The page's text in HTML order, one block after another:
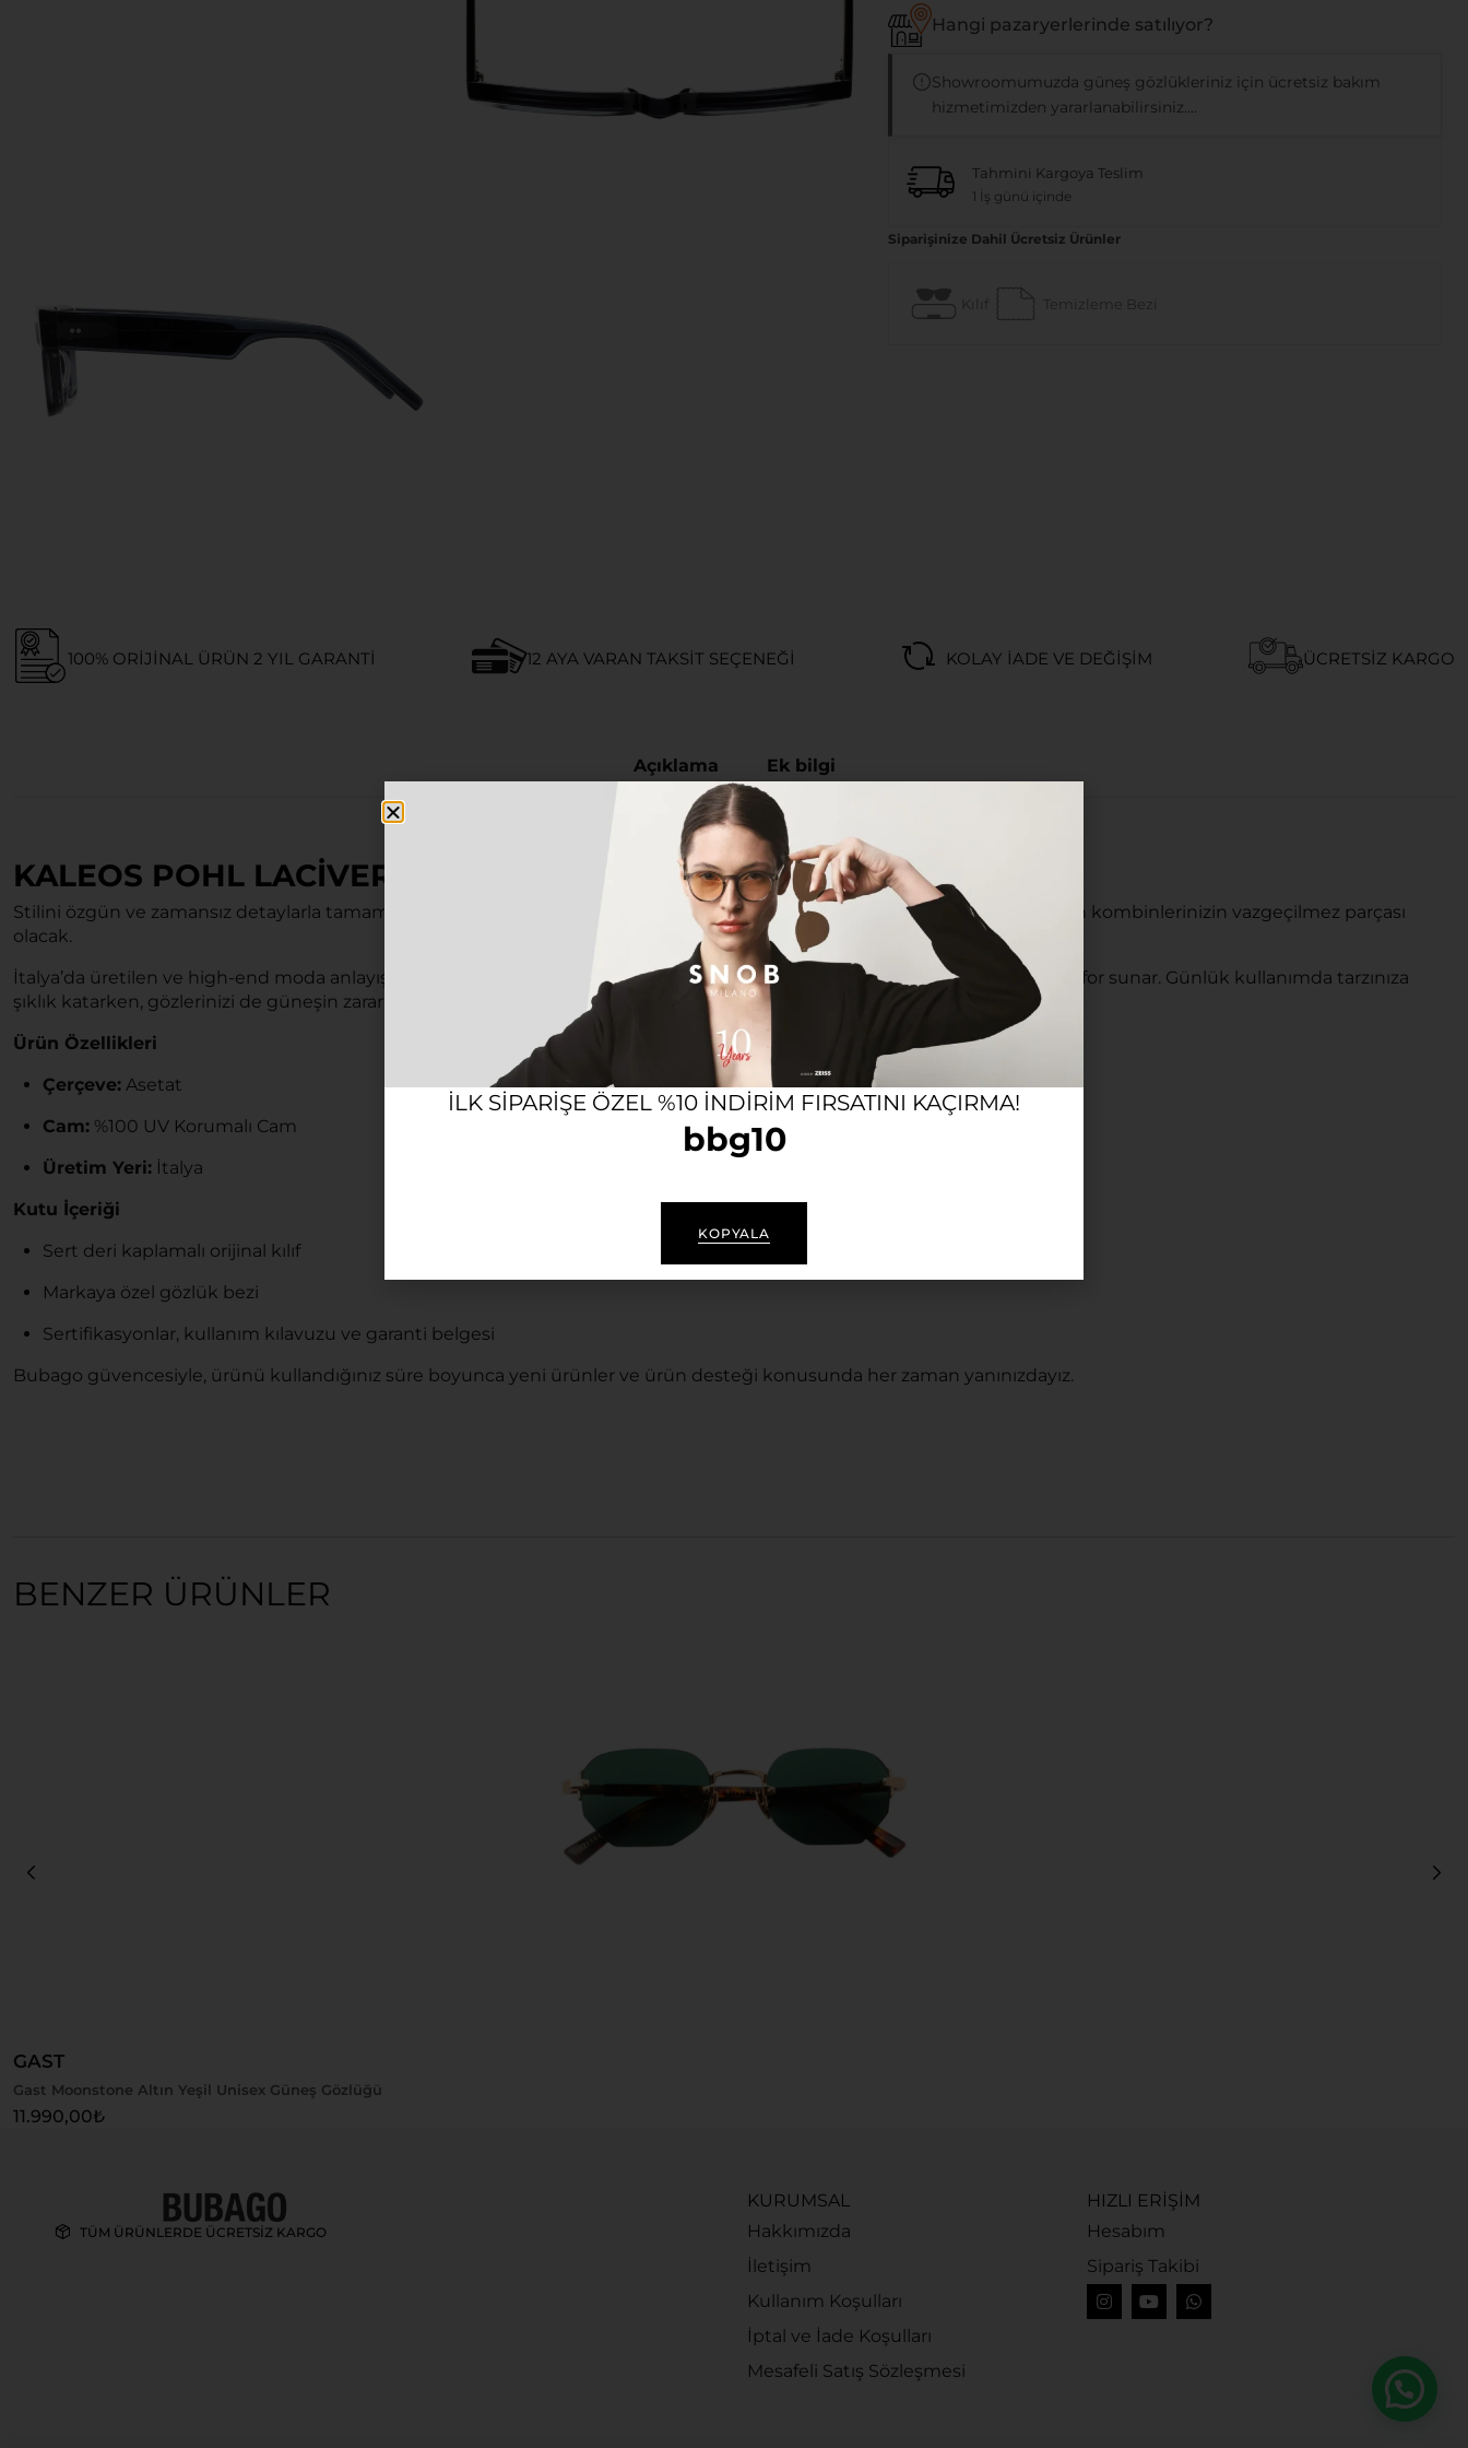
Hangi pazaryerlerinde satılıyor?
Showroomumuzda güneş gözlükleriniz için ücretsiz bakım
hizmetimizden yararlanabilirsiniz....
Tahmini Kargoya Teslim
1 İş günü içinde
Siparişinize Dahil Ücretsiz Ürünler
Kılıf Temizleme Bezi
100% ORIJINAL ÜRÜN 2 YIL GARANTI 12 AYA VARAN TAKSIT SEÇENEĞI KOLAY İADE VE DEĞIŞIM ÜCRETSIZ KARGO
Açıklama Ek bilgi
KALEOS POHL LACIVERT UNISEX GÜNEŞ GÖZLÜĞÜ
Stilini özgün ve zamansız detaylarla tamamlamak isteyen herkes için tasarlanan bu özel model, hem klasik hem de modern kombinlerinizin vazgeçilmez parçası
olacak.
İtalya’da üretilen ve high-end moda anlayışını yansıtan gözlük; hafif, dayanıklı ve ergonomik yapısıyla gün boyu yüksek konfor sunar. Günlük kullanımda tarzınıza
şıklık katarken, gözlerinizi de güneşin zararlı etkilerinden korur.
Ürün Özellikleri
Çerçeve: Asetat
Cam: %100 UV Korumalı Cam
Üretim Yeri: İtalya
Kutu İçeriği
Sert deri kaplamalı orijinal kılıf
Markaya özel gözlük bezi
Sertifikasyonlar, kullanım kılavuzu ve garanti belgesi
Bubago güvencesiyle, ürünü kullandığınız süre boyunca yeni ürünler ve ürün desteği konusunda her zaman yanınızdayız.
BENZER ÜRÜNLER
GAST
Gast Moonstone Altın Yeşil Unisex Güneş Gözlüğü
11.990,00₺
TÜM ÜRÜNLERDE ÜCRETSİZ KARGO
KURUMSAL
Hakkımızda
İletişim
Kullanım Koşulları
İptal ve İade Koşulları
Mesafeli Satış Sözleşmesi
HIZLI ERİŞİM
Hesabım
Sipariş Takibi
ILK SIPARIŞE ÖZEL %10 INDIRIM FIRSATINI KAÇIRMA!
bbg10
KOPYALA